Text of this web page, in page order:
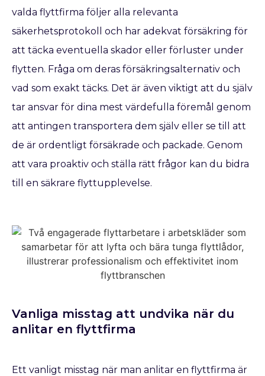
valda flyttfirma följer alla relevanta
säkerhetsprotokoll och har adekvat försäkring för
att täcka eventuella skador eller förluster under
flytten. Fråga om deras försäkringsalternativ och
vad som exakt täcks. Det är även viktigt att du själv
tar ansvar för dina mest värdefulla föremål genom
att antingen transportera dem själv eller se till att
de är ordentligt försäkrade och packade. Genom
att vara proaktiv och ställa rätt frågor kan du bidra
till en säkrare flyttupplevelse.
Vanliga misstag att undvika när du
anlitar en flyttfirma
Ett vanligt misstag när man anlitar en flyttfirma är